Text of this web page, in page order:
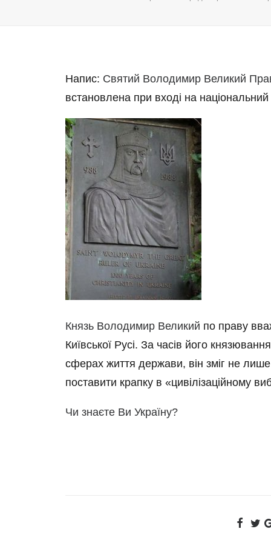
Напис: Святий Володимир Великий
встановлена при вході на
Князь Володимир Великий по праву
Київської Русі. За часів його
сферах життя держави, він зміг не
поставити крапку в «цивілізаційному
Чи знаєте Ви Україну?